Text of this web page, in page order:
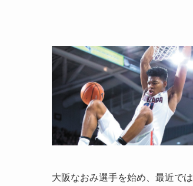
大阪なおみ選手を始め、最近で